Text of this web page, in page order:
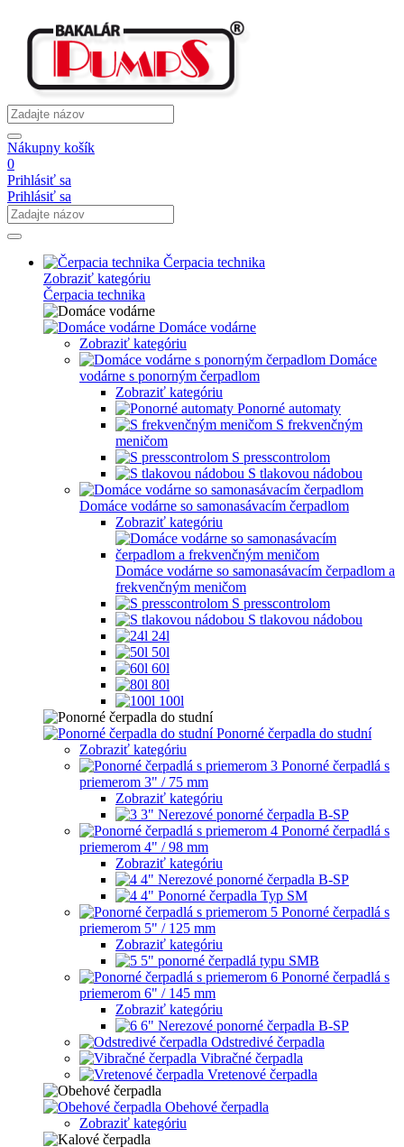
Nákupny košík
0
Prihlásiť sa
Prihlásiť sa
Čerpacia technika
Zobraziť kategóriu
Čerpacia technika
Domáce vodárne
Zobraziť kategóriu
Domáce
vodárne s ponorným čerpadlom
Zobraziť kategóriu
Ponorné automaty
S frekvenčným
meničom
S presscontrolom
S tlakovou nádobou
Domáce vodárne so samonasávacím čerpadlom
Zobraziť kategóriu
Domáce vodárne so samonasávacím čerpadlom a
frekvenčným meničom
S presscontrolom
S tlakovou nádobou
24l
50l
60l
80l
100l
Ponorné čerpadla do studní
Zobraziť kategóriu
Ponorné čerpadlá s
priemerom 3" / 75 mm
Zobraziť kategóriu
3" Nerezové ponorné čerpadla B-SP
Ponorné čerpadlá s
priemerom 4" / 98 mm
Zobraziť kategóriu
4" Nerezové ponorné čerpadla B-SP
4" Ponorné čerpadla Typ SM
Ponorné čerpadlá s
priemerom 5" / 125 mm
Zobraziť kategóriu
5" ponorné čerpadlá typu SMB
Ponorné čerpadlá s
priemerom 6" / 145 mm
Zobraziť kategóriu
6" Nerezové ponorné čerpadla B-SP
Odstredivé čerpadla
Vibračné čerpadla
Vretenové čerpadla
Obehové čerpadla
Zobraziť kategóriu